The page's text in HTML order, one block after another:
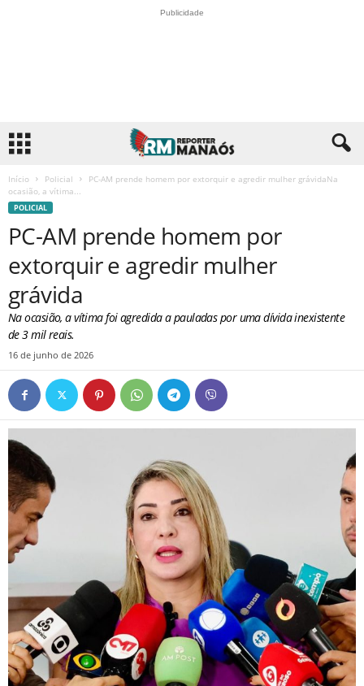
Publicidade
Início Policial
PC-AM prende homem por extorquir e agredir mulher grávidaNa
ocasião, a vítima...
POLICIAL
PC-AM prende homem por
extorquir e agredir mulher
grávida
Na ocasião, a vítima foi agredida a pauladas por uma dívida inexistente
de 3 mil reais.
16 de junho de 2026